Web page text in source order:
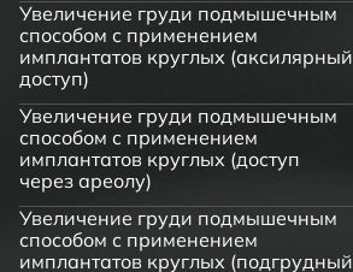
Увеличение груди подмышечным
способом с применением
имплантатов круглых (аксилярный
доступ)
Увеличение груди подмышечным
способом с применением
имплантатов круглых (доступ
через ареолу)
Увеличение груди подмышечным
способом с применением
имплантатов круглых (подгрудный